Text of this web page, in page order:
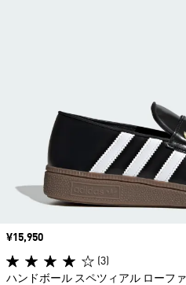
価格
¥15,950
(3)
ハンドボール スペツィアル ローフ